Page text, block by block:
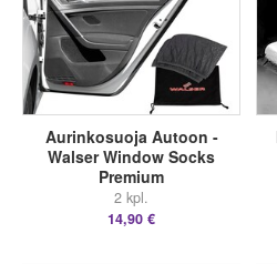
Aurinkosuoja Autoon -
Walser Window Socks
Premium
2 kpl.
14,90 €